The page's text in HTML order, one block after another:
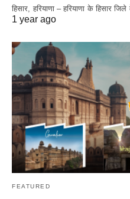
हिसार, हरियाणा – हरियाणा के हिसार
1 year ago
FEATURED